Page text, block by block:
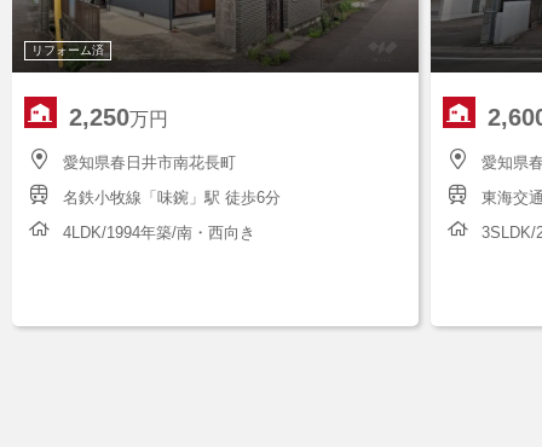
リフォーム済
2,250万円
愛知県春日井市南花長町
名鉄小牧線「味鋺」駅 徒歩6分
4LDK/1994年築/南・西向き
愛知県
東海交
3SLDK/